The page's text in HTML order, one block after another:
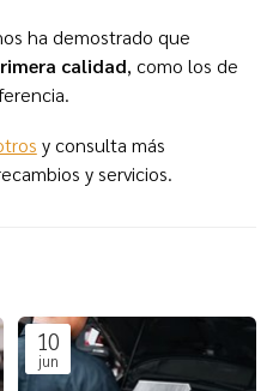
ha demostrado que
calidad, como los de
y consulta más
y servicios.
10
jun